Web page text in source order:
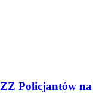
Policjantów